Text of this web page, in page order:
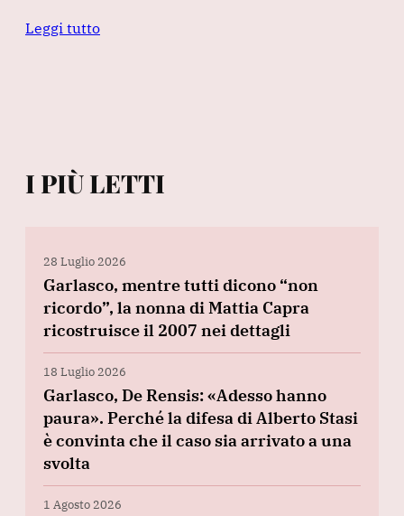
Leggi tutto
I PIÙ LETTI
28 Luglio 2026
Garlasco, mentre tutti dicono “non
ricordo”, la nonna di Mattia Capra
ricostruisce il 2007 nei dettagli
18 Luglio 2026
Garlasco, De Rensis: «Adesso hanno
paura». Perché la difesa di Alberto Stasi
è convinta che il caso sia arrivato a una
svolta
1 Agosto 2026